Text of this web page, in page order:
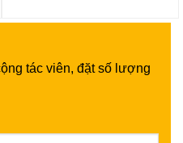
tác viên, đặt số lượng